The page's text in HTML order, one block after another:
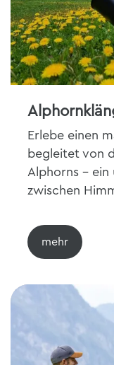
Erlebe einen
begleitet von
Alphorns –
zwischen